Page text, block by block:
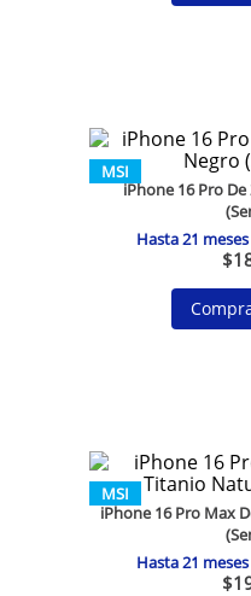
MSI
iPhone 16 Pro
Hasta21
$
MSI
iPhone 16 Pro Max
Hasta21
$